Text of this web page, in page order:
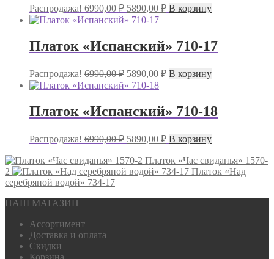
Распродажа! 6990,00₽ Первоначальная
цена
составляла
6990,00 ₽.
5890,00 ₽Текущая
цена:
В корзину
Платок «Испанский» 710-17
Распродажа! 6990,00₽ Первоначальная
цена
составляла
6990,00 ₽.
5890,00 ₽Текущая
цена:
В корзину
Платок «Испанский» 710-18
Распродажа! 6990,00₽ Первоначальная
составляла
6990,00 ₽.
5890,00 ₽Текущая
цена:
5890,00 ₽.
В корзину
Платок «Час свиданья» 1570-
2
Платок «Над
серебряной водой» 734-17
НАШ МАГАЗИН
Ассортимент
Доставка и оплата
Скидки
Корзина